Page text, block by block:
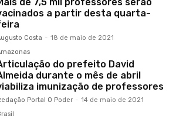
a partir desta quarta-
Costa - 18 de maio de 2021
do prefeito David
durante o mês de abril
imunização de professores
Portal O Poder - 14 de maio de 2021